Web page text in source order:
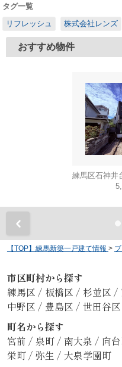
タグ一覧
リフレッシュ
株式会社レンズ
おすすめ物件
【TOP】練馬新築一戸建て情報 >
市区町村から探す
練馬区 / 板橋区 / 杉並区 /
中野区 / 豊島区 / 世田谷区
町名から探す
宮前 / 泉町 / 南大泉 / 向
栄町 / 弥生 / 大泉学園町